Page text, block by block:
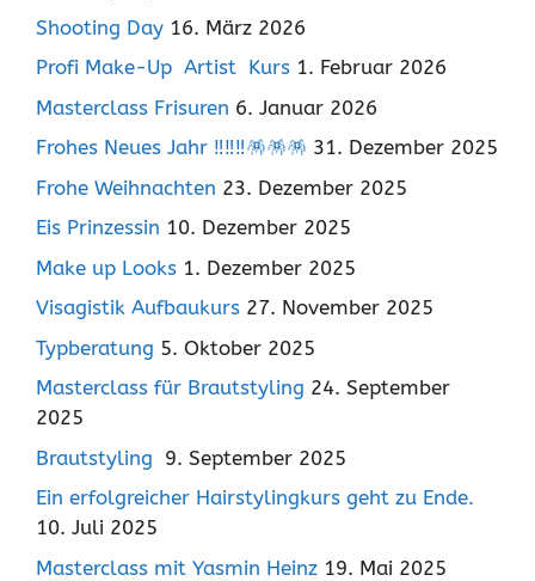
Shooting Day 16. März 2026
Profi Make-Up Artist Kurs 1. Februar 2026
Masterclass Frisuren 6. Januar 2026
Frohes Neues Jahr ‼️‼️‼️🪅🪅🪅 31. Dezember 2025
Frohe Weihnachten 23. Dezember 2025
Eis Prinzessin 10. Dezember 2025
Make up Looks 1. Dezember 2025
Visagistik Aufbaukurs 27. November 2025
Typberatung 5. Oktober 2025
Masterclass für Brautstyling 24. September
2025
Brautstyling 9. September 2025
Ein erfolgreicher Hairstylingkurs geht zu Ende.
10. Juli 2025
Masterclass mit Yasmin Heinz 19. Mai 2025